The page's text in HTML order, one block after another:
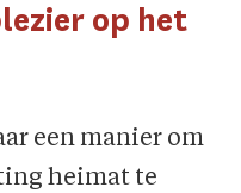
op het
een manier om
heimat te